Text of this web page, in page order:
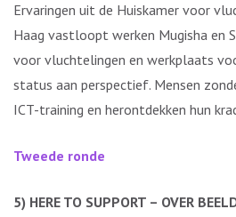
Ervaringen uit de Huiskamer voor
Haag vastloopt werken Mugisha en
voor vluchtelingen en werkplaats
status aan perspectief. Mensen
ICT-training en herontdekken hun
Tweede ronde
5) HERE TO SUPPORT – OVER